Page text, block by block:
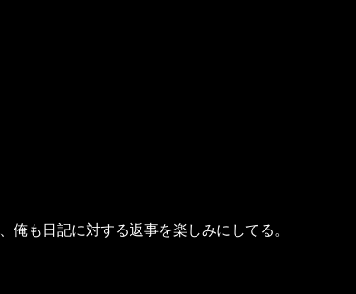
俺も日記に対する返事を楽しみにしてる。